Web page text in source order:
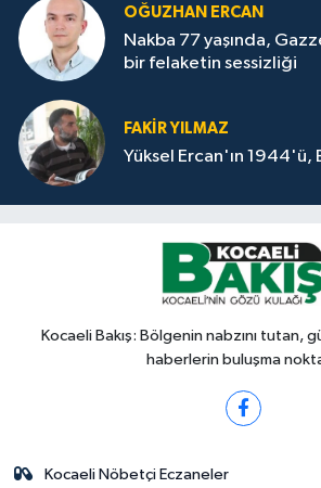
OĞUZHAN ERCAN
Nakba 77 yaşında,
bir felaketin sessizliği
FAKİR YILMAZ
Yüksel Ercan'ın
Kocaeli Bakış: Bölgenin nabzını tutan,
haberlerin buluşma
Kocaeli Nöbetçi Eczaneler